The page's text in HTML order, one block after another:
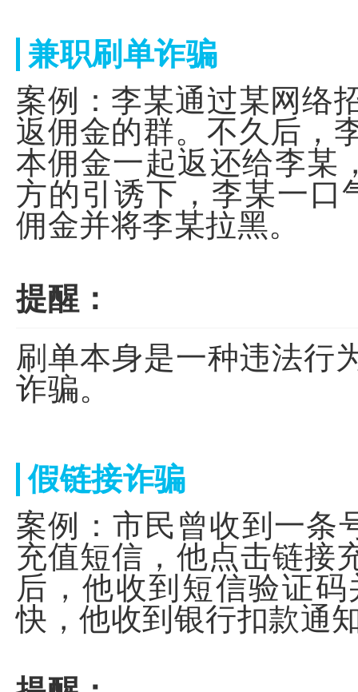
兼职刷单诈骗
案例：李某通过某网络
返佣金的群。不久后，
本佣金一起返还给李某
方的引诱下，李某一
佣金并将李某拉黑。
提醒：
刷单本身是一种违法行
诈骗。
假链接诈骗
案例：市民曾收到一条
充值短信，他点击链接
后，他收到短信验证
快，他收到银行扣款通